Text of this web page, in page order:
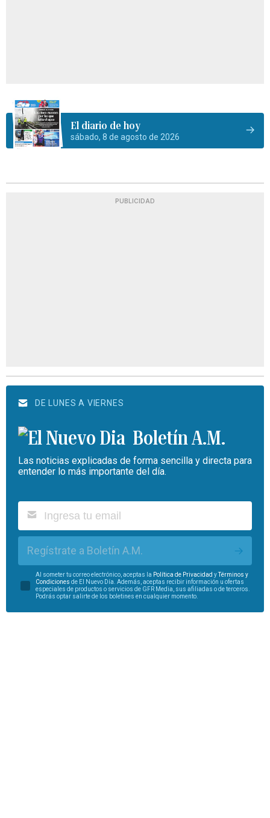
El diario de hoy
sábado, 8 de agosto de 2026
PUBLICIDAD
DE LUNES A VIERNES
Boletín A.M.
Las noticias explicadas de forma sencilla y directa para
entender lo más importante del día.
Regístrate a Boletín A.M.
Al someter tu correo electrónico, aceptas la Política de Privacidad y
Términos y
Condiciones de El Nuevo Día. Además, aceptas recibir información u ofertas
especiales de productos o servicios de GFR Media, sus afiliadas o de terceros.
Podrás optar salirte de los boletines en cualquier momento.